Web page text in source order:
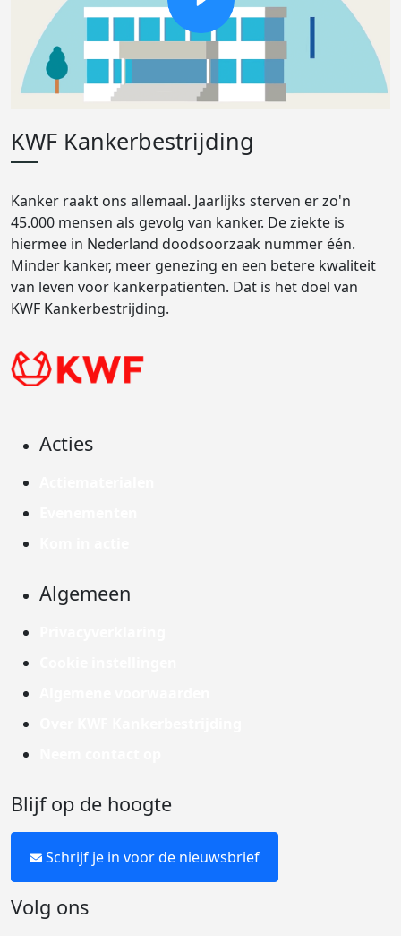
KWF Kankerbestrijding
Kanker raakt ons allemaal. Jaarlijks sterven er zo'n
45.000 mensen als gevolg van kanker. De ziekte is
hiermee in Nederland doodsoorzaak nummer één.
Minder kanker, meer genezing en een betere kwaliteit
van leven voor kankerpatiënten. Dat is het doel van
KWF Kankerbestrijding.
Acties
Algemeen
Blijf op de hoogte
Schrijf je in voor de nieuwsbrief
Volg ons